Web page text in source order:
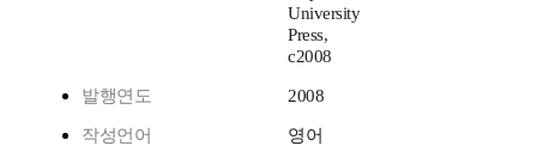
University
Press,
c2008
발행연도 2008
작성언어 영어